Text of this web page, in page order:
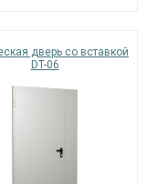
дверь со вставкой
DT-06